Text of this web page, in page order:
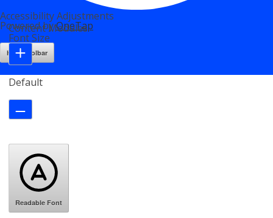
Accessibility Adjustments
Powered byOneTap
Hide Toolbar
Content Modules
Font Size
Default
Readable Font